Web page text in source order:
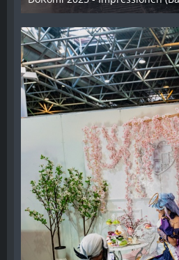
16. Juli 2025